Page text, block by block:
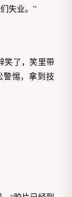
失业。”
笑了，笑里带
警惕，拿到技